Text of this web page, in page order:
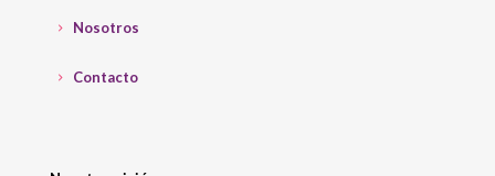
Nosotros
Contacto